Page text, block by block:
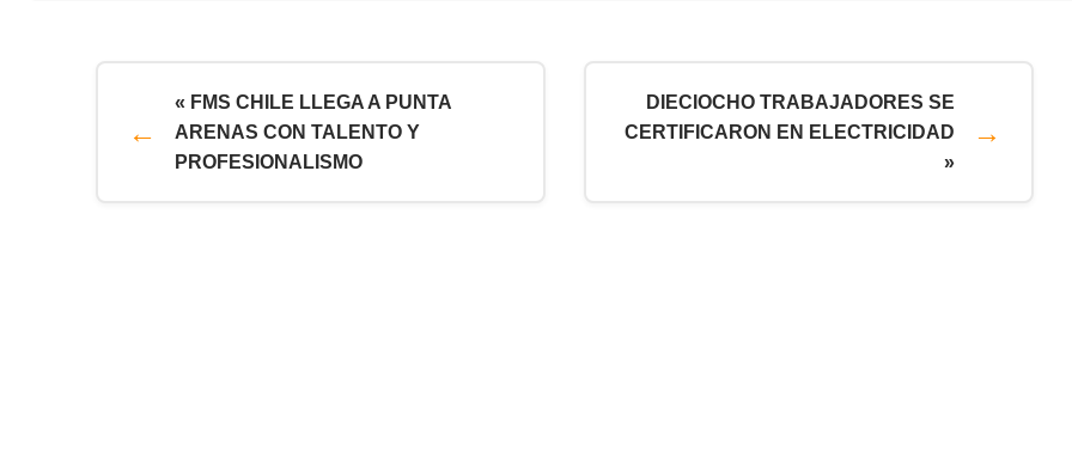
« FMS CHILE LLEGA A PUNTA
ARENAS CON TALENTO Y
PROFESIONALISMO
DIECIOCHO TRABAJADORES SE
CERTIFICARON EN ELECTRICIDAD
»